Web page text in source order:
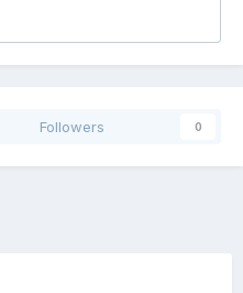
Followers 0